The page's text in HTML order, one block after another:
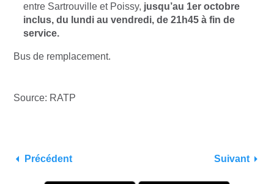
entre Sartrouville et Poissy, jusqu’au 1er octobre
inclus, du lundi au vendredi, de 21h45 à fin de
service.
Bus de remplacement.
Source: RATP
Précédent Suivant